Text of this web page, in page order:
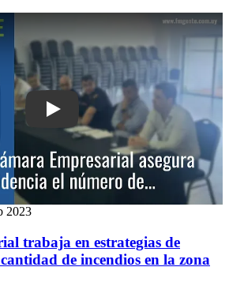
Play: Cámara Empresarial trabaja en
2023
trabaja en estrategias de
de incendios en la zona